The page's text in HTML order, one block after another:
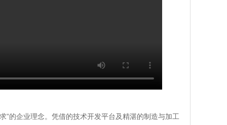
的企业理念。凭借的技术开发平台及精湛的制造与加工